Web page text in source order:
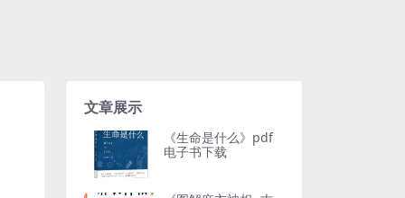
文章展示
《生命是什么》pdf
电子书下载